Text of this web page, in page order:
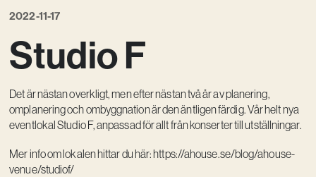
Kontakt
2022-11-17
Studio F
Det är nästan overkligt, men efter nästan två år av planering,
omplanering och ombyggnation är den äntligen färdig. Vår helt nya
eventlokal Studio F, anpassad för allt från konserter till utställningar.
Mer info om lokalen hittar du här:https://ahouse.se/blog/ahouse-
venue/studiof/